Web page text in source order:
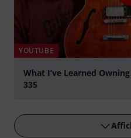
YOUTUBE
What I’ve Learned
335